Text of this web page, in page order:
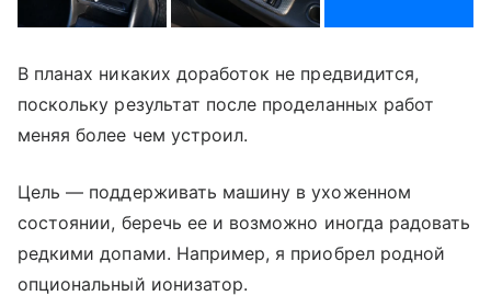
В планах никаких доработок не предвидится,
поскольку результат после проделанных работ
меняя более чем устроил.
Цель — поддерживать машину в ухоженном
состоянии, беречь ее и возможно иногда радовать
редкими допами. Например, я приобрел родной
опциональный ионизатор.